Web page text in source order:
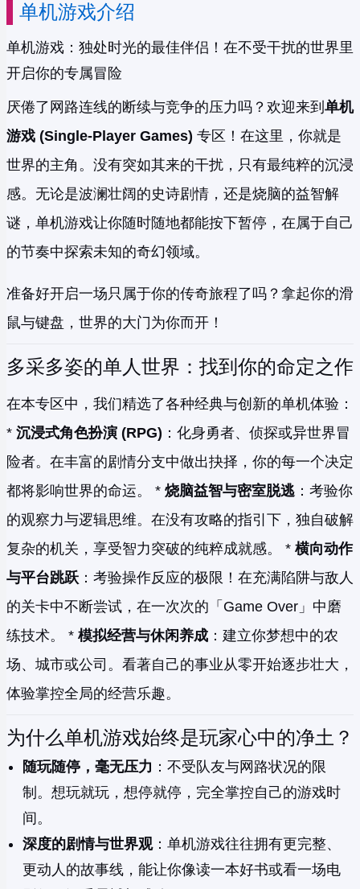
单机游戏介绍
单机游戏：独处时光的最佳伴侣！在不受干扰的世界里
开启你的专属冒险
厌倦了网路连线的断续与竞争的压力吗？欢迎来到 单机
游戏 (Single-Player Games) 专区！在这里，你就是
世界的主角。没有突如其来的干扰，只有最纯粹的沉浸
感。无论是波澜壮阔的史诗剧情，还是烧脑的益智解
谜，单机游戏让你随时随地都能按下暂停，在属于自己
的节奏中探索未知的奇幻领域。
准备好开启一场只属于你的传奇旅程了吗？拿起你的滑
鼠与键盘，世界的大门为你而开！
多采多姿的单人世界：找到你的命定之作
在本专区中，我们精选了各种经典与创新的单机体验：
* 沉浸式角色扮演 (RPG) ：化身勇者、侦探或异世界冒
险者。在丰富的剧情分支中做出抉择，你的每一个决定
都将影响世界的命运。 * 烧脑益智与密室脱逃 ：考验你
的观察力与逻辑思维。在没有攻略的指引下，独自破解
复杂的机关，享受智力突破的纯粹成就感。 * 横向动作
与平台跳跃 ：考验操作反应的极限！在充满陷阱与敌人
的关卡中不断尝试，在一次次的「Game Over」中磨
练技术。 * 模拟经营与休闲养成 ：建立你梦想中的农
场、城市或公司。看著自己的事业从零开始逐步壮大，
体验掌控全局的经营乐趣。
为什么单机游戏始终是玩家心中的净土？
随玩随停，毫无压力 ：不受队友与网路状况的限
制。想玩就玩，想停就停，完全掌控自己的游戏时
间。
深度的剧情与世界观：单机游戏往往拥有更完整、
更动人的故事线，能让你像读一本好书或看一场电